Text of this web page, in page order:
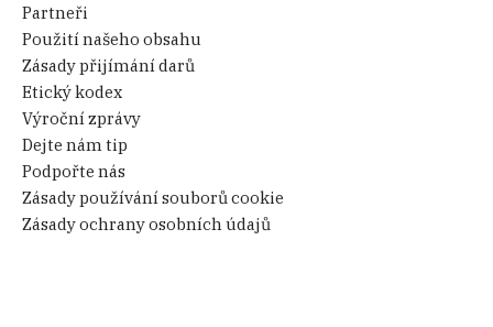
Partneři
Použití našeho obsahu
Zásady přijímání darů
Etický kodex
Výroční zprávy
Dejte nám tip
Podpořte nás
Zásady používání souborů cookie
Zásady ochrany osobních údajů